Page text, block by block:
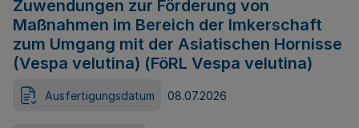
Zuwendungen zur Förderung von
Maßnahmen im Bereich der Imkerschaft
zum Umgang mit der Asiatischen Hornisse
(Vespa velutina) (FöRL Vespa velutina)
Ausfertigungsdatum 08.07.2026